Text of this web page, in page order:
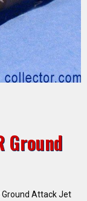
Ground
Ground Attack Jet